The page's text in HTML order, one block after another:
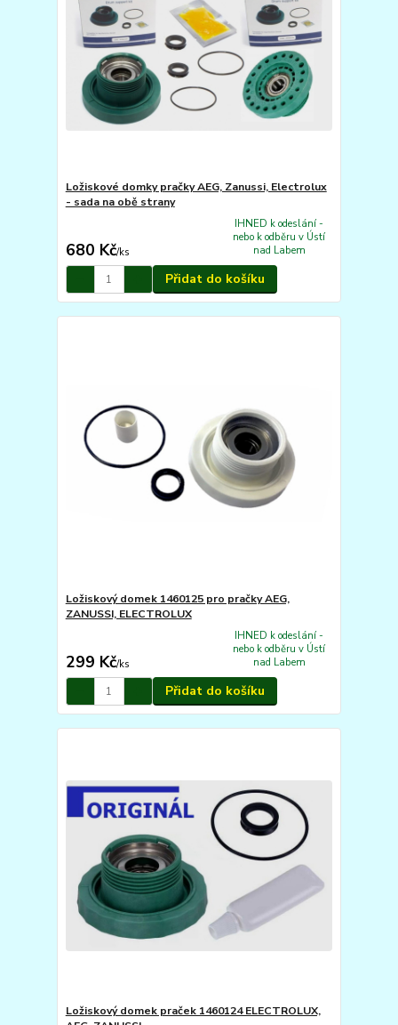
Ložiskové domky pračky AEG, Zanussi, Electrolux
- sada na obě strany
680 Kč/ks
IHNED k odeslání -
nebo k odběru v Ústí
nad Labem
Přidat do košíku
Ložiskový domek 1460125 pro pračky AEG,
ZANUSSI, ELECTROLUX
299 Kč/ks
IHNED k odeslání -
nebo k odběru v Ústí
nad Labem
Přidat do košíku
Ložiskový domek praček 1460124 ELECTROLUX,